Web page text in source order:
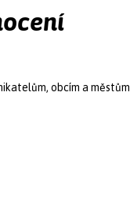
obcím a městům.